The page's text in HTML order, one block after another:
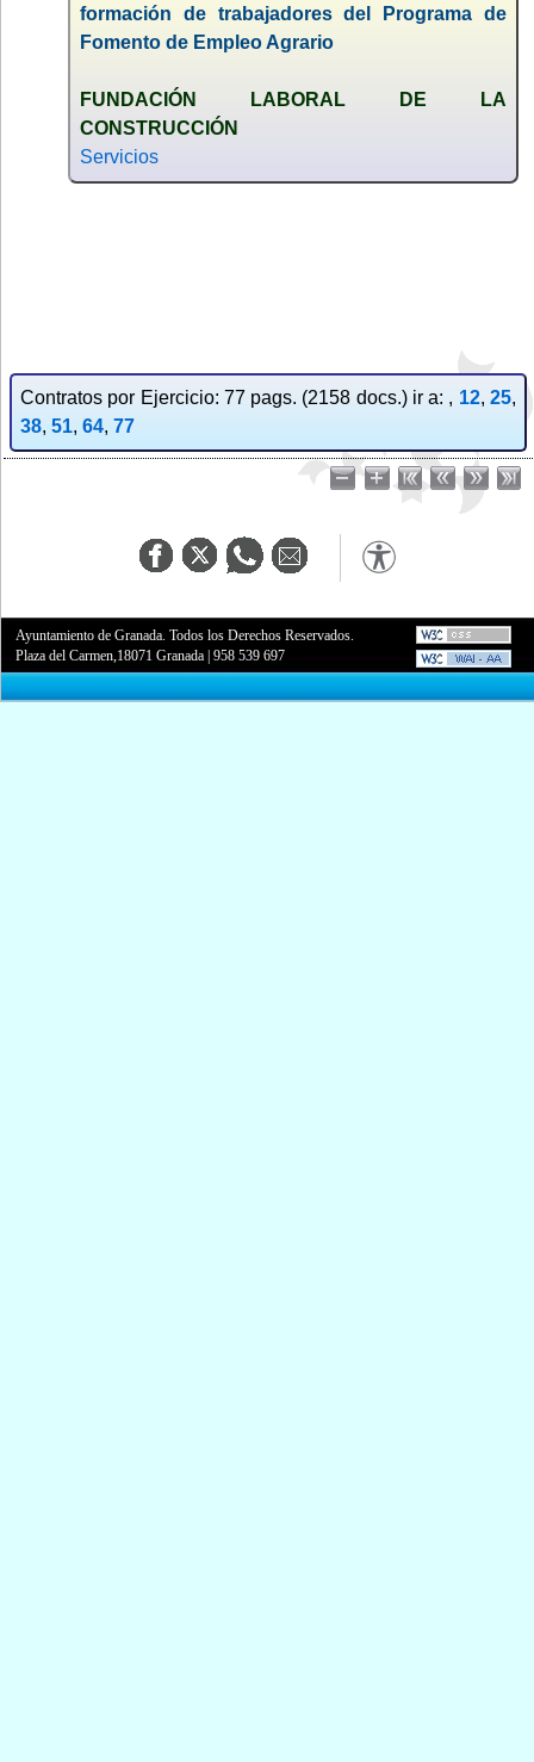
formación de trabajadores del Programa de
Fomento de Empleo Agrario
FUNDACIÓN LABORAL DE LA
CONSTRUCCIÓN
Servicios
Contratos por Ejercicio: 77 pags. (2158 docs.) ir a: , 12,25,
38, 51, 64, 77
Ayuntamiento de Granada. Todos los Derechos Reservados.
Plaza del Carmen,18071 Granada |958 539 697